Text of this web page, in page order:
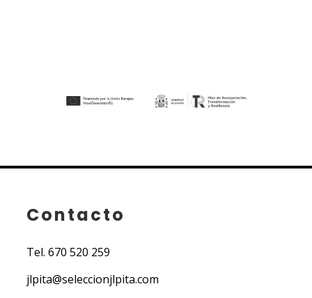
Contacto
Tel. 670 520 259
jlpita@seleccionjlpita.com